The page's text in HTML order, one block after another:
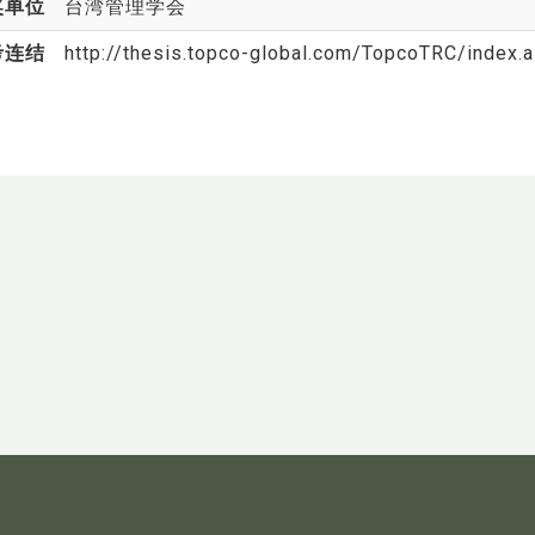
位 台湾管理学会
连结 http://thesis.topco-global.com/TopcoTRC/